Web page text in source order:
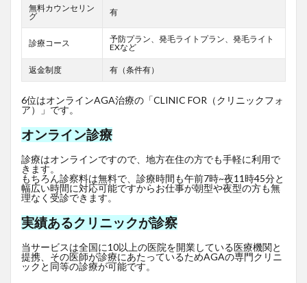
無料カウンセリン
グ
有
診療コース
予防プラン、発毛ライトプラン、発毛ライト
EXなど
返金制度 有（条件有）
6位はオンラインAGA治療の「CLINIC FOR（クリニックフォ
ア）」です。
オンライン診療
診療はオンラインですので、地方在住の方でも手軽に利用で
きます。
もちろん診察料は無料で、診療時間も午前7時~夜11時45分と
幅広い時間に対応可能ですからお仕事が朝型や夜型の方も無
理なく受診できます。
実績あるクリニックが診察
当サービスは全国に10以上の医院を開業している医療機関と
提携、その医師が診療にあたっているためAGAの専門クリニ
ックと同等の診療が可能です。